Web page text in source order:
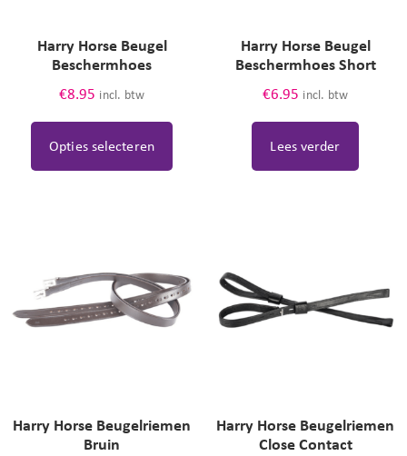
roze
rubber
standaard
Sweet iron
trens
verzorgd
verzorging
Harry Horse Beugel
Beschermhoes
€8.95 incl. btw
Opties selecteren
Harry Horse Beugel
Beschermhoes Short
€6.95 incl. btw
Lees verder
Harry Horse Beugelriemen
Bruin
Harry Horse Beugelriemen
Close Contact